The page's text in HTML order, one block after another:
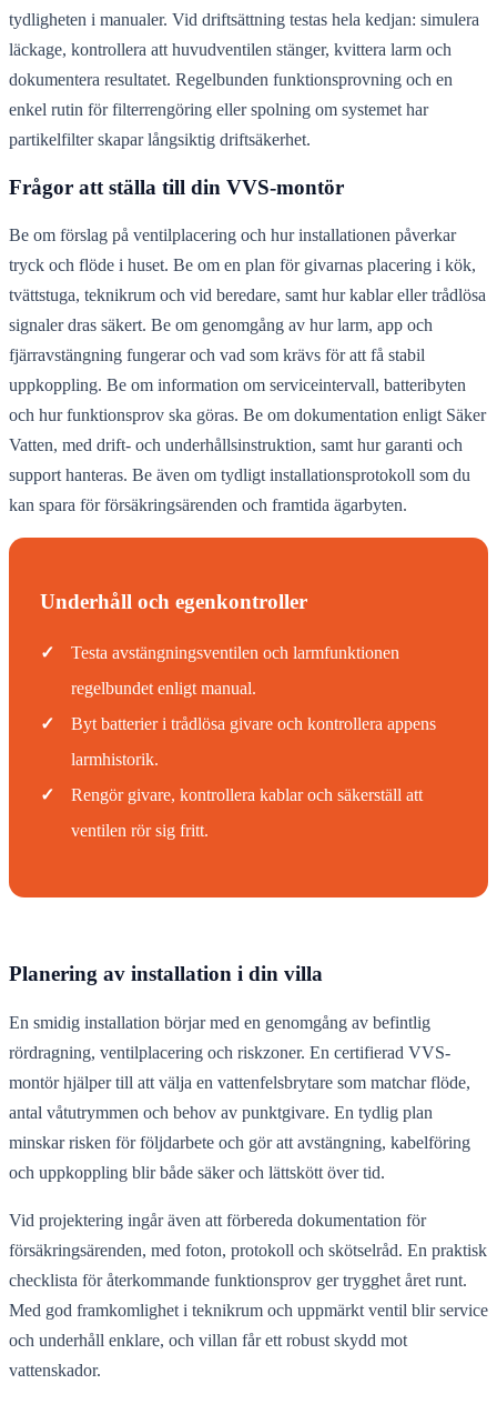
tydligheten i manualer. Vid driftsättning testas hela kedjan: simulera
läckage, kontrollera att huvudventilen stänger, kvittera larm och
dokumentera resultatet. Regelbunden funktionsprovning och en
enkel rutin för filterrengöring eller spolning om systemet har
partikelfilter skapar långsiktig driftsäkerhet.
Frågor att ställa till din VVS-montör
Be om förslag på ventilplacering och hur installationen påverkar
tryck och flöde i huset. Be om en plan för givarnas placering i kök,
tvättstuga, teknikrum och vid beredare, samt hur kablar eller trådlösa
signaler dras säkert. Be om genomgång av hur larm, app och
fjärravstängning fungerar och vad som krävs för att få stabil
uppkoppling. Be om information om serviceintervall, batteribyten
och hur funktionsprov ska göras. Be om dokumentation enligt Säker
Vatten, med drift- och underhållsinstruktion, samt hur garanti och
support hanteras. Be även om tydligt installationsprotokoll som du
kan spara för försäkringsärenden och framtida ägarbyten.
Underhåll och egenkontroller
✓
Testa avstängningsventilen och larmfunktionen
regelbundet enligt manual.
✓
Byt batterier i trådlösa givare och kontrollera appens
larmhistorik.
✓
Rengör givare, kontrollera kablar och säkerställ att
ventilen rör sig fritt.
Planering av installation i din villa
En smidig installation börjar med en genomgång av befintlig
rördragning, ventilplacering och riskzoner. En certifierad VVS-
montör hjälper till att välja en vattenfelsbrytare som matchar flöde,
antal våtutrymmen och behov av punktgivare. En tydlig plan
minskar risken för följdarbete och gör att avstängning, kabelföring
och uppkoppling blir både säker och lättskött över tid.
Vid projektering ingår även att förbereda dokumentation för
försäkringsärenden, med foton, protokoll och skötselråd. En praktisk
checklista för återkommande funktionsprov ger trygghet året runt.
Med god framkomlighet i teknikrum och uppmärkt ventil blir service
och underhåll enklare, och villan får ett robust skydd mot
vattenskador.